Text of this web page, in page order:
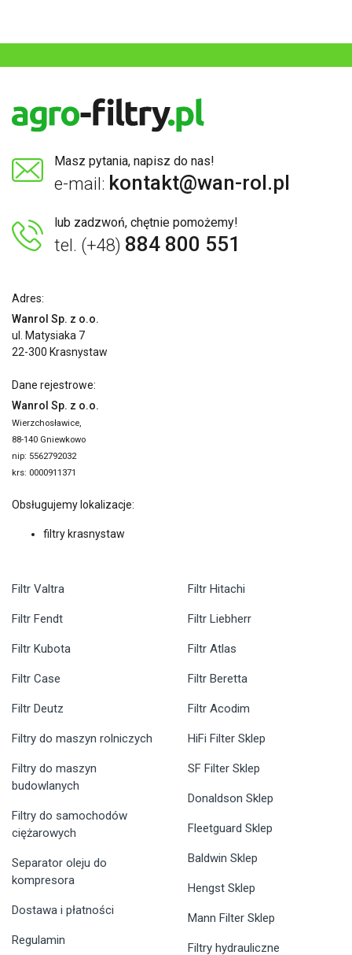
Masz pytania, napisz do nas!
e-mail: kontakt@wan-rol.pl
lub zadzwoń, chętnie pomożemy!
tel. (+48) 884 800 551
Adres:
Wanrol Sp. z o.o.
ul. Matysiaka 7
22-300 Krasnystaw
Dane rejestrowe:
Wanrol Sp. z o.o.
Wierzchosławice,
88-140 Gniewkowo
nip: 5562792032
krs: 0000911371
Obsługujemy lokalizacje:
filtry krasnystaw
Filtr Valtra
Filtr Fendt
Filtr Kubota
Filtr Case
Filtr Deutz
Filtr Hitachi
Filtr Liebherr
Filtr Atlas
Filtr Beretta
Filtr Acodim
Filtry do maszyn rolniczych
Filtry do maszyn
budowlanych
Filtry do samochodów
ciężarowych
Separator oleju do
kompresora
Dostawa i płatności
Regulamin
HiFi Filter Sklep
SF Filter Sklep
Donaldson Sklep
Fleetguard Sklep
Baldwin Sklep
Hengst Sklep
Mann Filter Sklep
Filtry hydrauliczne